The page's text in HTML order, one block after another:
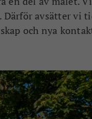
Därför avsätter vi
och nya